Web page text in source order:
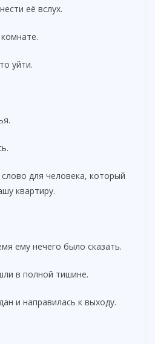
её вслух.
уйти.
для человека, который
квартиру.
ему нечего было сказать.
в полной тишине.
и направилась к выходу.